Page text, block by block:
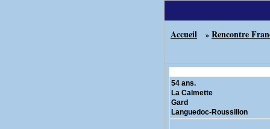
Accueil » Rencontre
54 ans.
La Calmette
Gard
Languedoc-Roussillon